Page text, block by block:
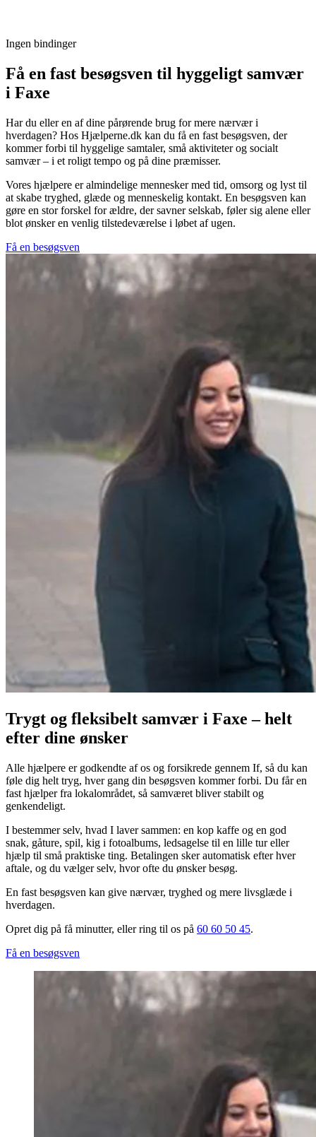
Ingen bindinger
Få en fast besøgsven til hyggeligt samvær
i Faxe
Har du eller en af dine pårørende brug for mere nærvær i
hverdagen? Hos Hjælperne.dk kan du få en fast besøgsven, der
kommer forbi til hyggelige samtaler, små aktiviteter og socialt
samvær – i et roligt tempo og på dine præmisser.
Vores hjælpere er almindelige mennesker med tid, omsorg og lyst til
at skabe tryghed, glæde og menneskelig kontakt. En besøgsven kan
gøre en stor forskel for ældre, der savner selskab, føler sig alene eller
blot ønsker en venlig tilstedeværelse i løbet af ugen.
Få en besøgsven
Trygt og fleksibelt samvær i Faxe – helt
efter dine ønsker
Alle hjælpere er godkendte af os og forsikrede gennem If, så du kan
føle dig helt tryg, hver gang din besøgsven kommer forbi. Du får en
fast hjælper fra lokalområdet, så samværet bliver stabilt og
genkendeligt.
I bestemmer selv, hvad I laver sammen: en kop kaffe og en god
snak, gåture, spil, kig i fotoalbums, ledsagelse til en lille tur eller
hjælp til små praktiske ting. Betalingen sker automatisk efter hver
aftale, og du vælger selv, hvor ofte du ønsker besøg.
En fast besøgsven kan give nærvær, tryghed og mere livsglæde i
hverdagen.
Opret dig på få minutter, eller ring til os på 60 60 50 45.
Få en besøgsven